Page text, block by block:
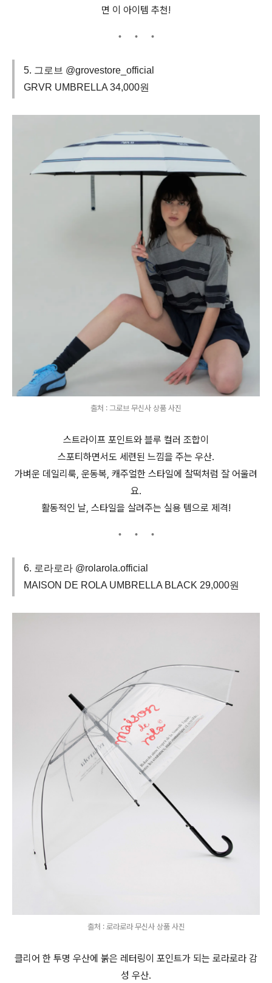
면 이 아이템 추천!
5. 그로브 @grovestore_official
GRVR UMBRELLA 34,000원
출처 : 그로브 무신사 상품 사진
스트라이프 포인트와 블루 컬러 조합이
스포티하면서도 세련된 느낌을 주는 우산.
가벼운 데일리룩, 운동복, 캐주얼한 스타일에 찰떡처럼 잘 어울려
요.
활동적인 날, 스타일을 살려주는 실용 템으로 제격!
6. 로라로라 @rolarola.official
MAISON DE ROLA UMBRELLA BLACK 29,000원
출처 : 로라로라 무신사 상품 사진
클리어 한 투명 우산에 붉은 레터링이 포인트가 되는 로라로라 감
성 우산.